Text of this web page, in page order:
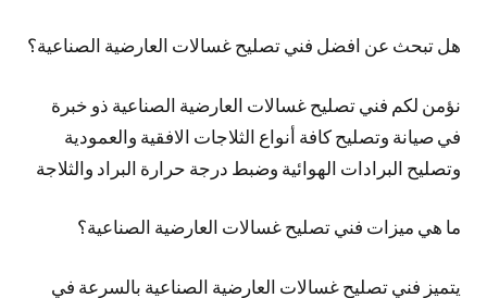
هل تبحث عن افضل فني تصليح غسالات العارضية الصناعية؟
نؤمن لكم فني تصليح غسالات العارضية الصناعية ذو خبرة
في صيانة وتصليح كافة أنواع الثلاجات الافقية والعمودية
وتصليح البرادات الهوائية وضبط درجة حرارة البراد والثلاجة
ما هي ميزات فني تصليح غسالات العارضية الصناعية؟
يتميز فني تصليح غسالات العارضية الصناعية بالسرعة في